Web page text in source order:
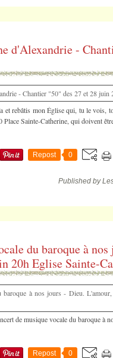
d'Alexandrie -
et rebâtis mon Église qui, tu le vois,
Place Sainte-Catherine, qui doivent
Repost 0
Published by
du baroque à
20h Eglise Sainte-
de musique vocale du baroque à
Repost 0